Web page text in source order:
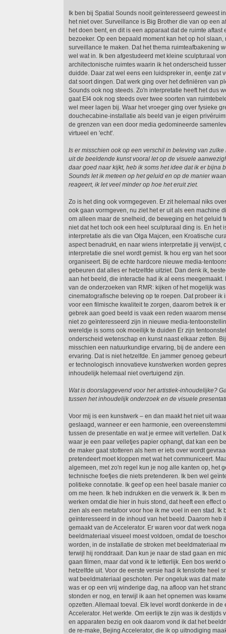
Ik ben bij Spatial Sounds nooit geïnteresseerd geweest
het niet over. Surveillance is Big Brother die van op een
het doen bent, en dit is een apparaat dat de ruimte aftast
bezoeker. Op een bepaald moment kan het op hol slaan,
surveillance te maken. Dat het thema ruimteafbakening
wel wat in. Ik ben afgestudeerd met kleine sculpturaal
architectonische ruimtes waarin ik het onderscheid
duidde. Daar zat wel eens een luidspreker in, eentje zat
dat soort dingen. Dat werk ging over het definiëren van
Sounds ook nog steeds. Zo'n interpretatie heeft het dus
gaat EI4 ook nog steeds over twee soorten van
wel meer lagen bij. Waar het vroeger ging over fysieke
douchecabine-installatie als beeld van je eigen
de grenzen van een door media gedomineerde
virtueel en 'echt'.
Is er misschien ook op een verschil in beleving van
uit de beeldende kunst vooral let op de visuele
daar goed naar kijkt, heb ik soms het idee dat ik er bijna
Sounds let ik meteen op het geluid en op de manier
reageert, ik let veel minder op hoe het eruit ziet.
Zo is het ding ook vormgegeven. Er zit helemaal niks
ook gaan vormgeven, nu ziet het er uit als een machine
om alleen maar de snelheid, de beweging en het geluid
niet dat het toch ook een heel sculpturaal ding is. En het
interpretatie als die van Olga Majcen, een Kroatische
aspect benadrukt, en naar wiens interpretatie jij verwijst,
interpretatie die snel wordt gemist. Ik hou erg van het
organiseert. Bij de echte hardcore nieuwe media-
gebeuren dat alles er hetzelfde uitziet. Dan denk ik,
aan het beeld, die interactie had ik al eens
van de onderzoeken van RMR: kijken of het mogelijk
cinematografische beleving op te roepen. Dat probeer ik
voor een filmische kwaliteit te zorgen, daarom betrek ik
gebrek aan goed beeld is vaak een reden waarom
niet zo geïnteresseerd zijn in nieuwe media-
wereldje is soms ook moeilijk te duiden Er zijn
onderscheid wetenschap en kunst naast elkaar zetten.
misschien een natuurkundige ervaring, bij de andere
ervaring. Dat is niet hetzelfde. En jammer genoeg
er technologisch innovatieve kunstwerken worden
inhoudelijk helemaal niet overtuigend zijn.
Wat is doorslaggevend voor het artistiek-inhoudelijke?
tussen het inhoudelijk onderzoek en de visuele
Voor mij is een kunstwerk – en dan maakt het niet uit
geslaagd, wanneer er een harmonie, een
tussen de presentatie en wat je ermee wilt vertellen. Dat
waar je een paar velletjes papier ophangt, dat kan een
de maker gaat stotteren als hem er iets over wordt
pretendeert moet kloppen met wat het communiceert.
algemeen, met zo'n regel kun je nog alle kanten op, het
technische foefjes die niets pretenderen. Ik ben wel
politieke connotatie. Ik geef op een heel basale manier
om me heen. Ik heb indrukken en die verwerk ik. Ik ben
werken omdat die hier in huis stond, dat heeft een effect
zien als een metafoor voor hoe ik me voel in een stad. Ik
geïnteresseerd in de inhoud van het beeld. Daarom heb
gemaakt van de Accelerator. Er waren voor dat werk
beeldmateriaal visueel moest voldoen, omdat de
worden, in de installatie de stroken met beeldmateriaal
terwijl hij ronddraait. Dan kun je naar de stad gaan en
gaan filmen, maar dat vond ik te letterlijk. Een bos werkt
hetzelfde uit. Voor de eerste versie had ik tenslotte heel
wat beeldmateriaal geschoten. Per ongeluk was dat
was er op een vrij winderige dag, na afloop van het
stonden er nog, en terwijl ik aan het opnemen was
opzetten. Allemaal toeval. Elk level wordt donkerde in de
Accelerator. Het werkte. Om eerlijk te zijn was ik destijds
en apparaten bezig en ook daarom vond ik dat het
de re-make, Bejing Accelerator, die ik op uitnodiging